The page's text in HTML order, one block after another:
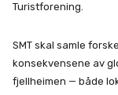
Turistforening.
SMT skal samle
konsekvensene av
fjellheimen — både